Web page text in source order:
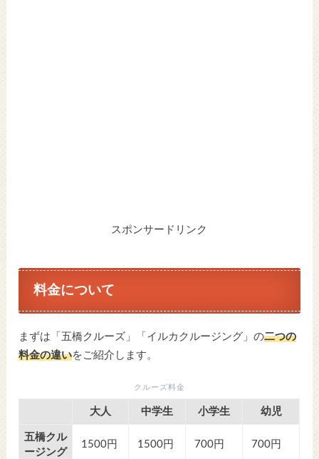
スポンサードリンク
料金について
まずは「五橋クルーズ」「イルカクルージング」の二つの
料金の違いをご紹介します。
クルーズ料金
大人 中学生 小学生 幼児
五橋クル
ージング
1500円 1500円 700円 700円